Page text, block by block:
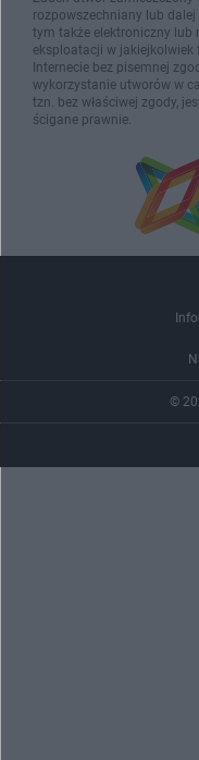
rozpowszechniany lub
tym także elektroniczny lub
eksploatacji w jakiejkolwiek
Internecie bez pisemnej
wykorzystanie utworów w
tzn. bez właściwej zgody,
ścigane prawnie.
©